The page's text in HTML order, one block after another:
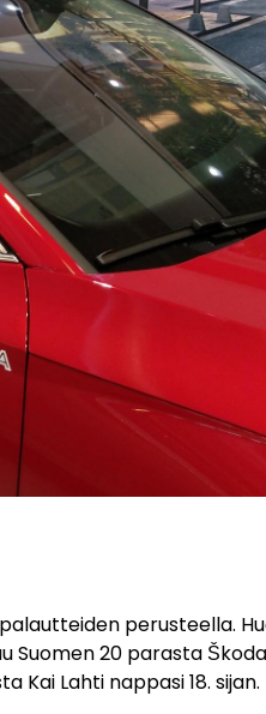
perusteella.
Suomen 20 parasta
Kai Lahti nappasi 18. sijan.